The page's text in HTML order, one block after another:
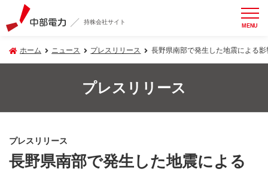
持株会社サイト MENU
ホーム ニュース プレスリリース 長野県南部で発生した地震による
プレスリリース
プレスリリース
長野県南部で発生した地震による